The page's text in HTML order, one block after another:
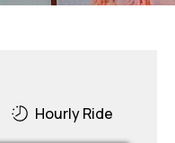
Hourly Ride